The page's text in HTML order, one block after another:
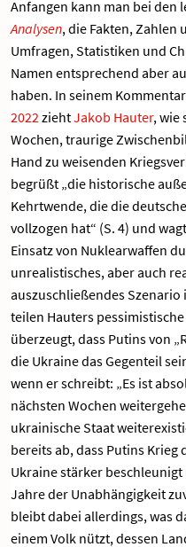
Anfangen kann man bei den
Analysen, die Fakten, Zahlen
Umfragen, Statistiken und
Namen entsprechend aber
haben. In seinem
2022ziehtJakob Hauter, wie
Wochen, traurige
Hand zu weisenden
begrüßt „die historische
Kehrtwende, die die
vollzogen hat“ (S. 4) und
Einsatz von Nuklearwaffen
unrealistisches, aber auch
auszuschließendes Szenario
teilen Hauters
überzeugt, dass Putins von
die Ukraine das Gegenteil
wenn er schreibt: „Es ist
nächsten Wochen
ukrainische Staat
bereits ab, dass Putins
Ukraine stärker
Jahre der Unabhängigkeit
bleibt dabei allerdings, was
einem Volk nützt, dessen